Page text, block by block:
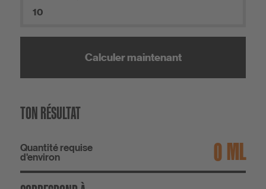
Calculer maintenant
TON RÉSULTAT
Quantité requise
d'environ ML